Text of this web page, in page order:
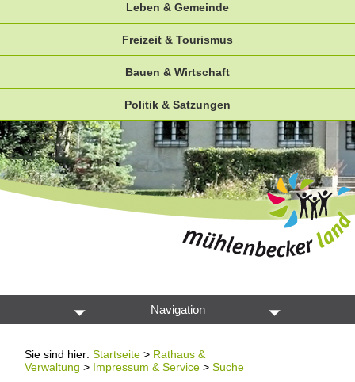
Leben & Gemeinde
Freizeit & Tourismus
Bauen & Wirtschaft
Politik & Satzungen
Navigation
Sie sind hier:Startseite > Rathaus &
Verwaltung > Impressum & Service >Suche